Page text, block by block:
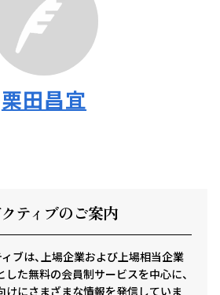
栗田昌宜
ティ ブのご案内
ブは、上場企業および上場相当企業
た無料の会員制サービスを中心に、
けにさまざまな情報を発信していま